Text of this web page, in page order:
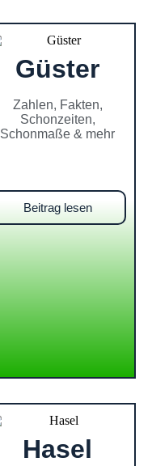
Güster
Zahlen, Fakten,
Schonzeiten,
Schonmaße & mehr
Beitrag lesen
Hasel